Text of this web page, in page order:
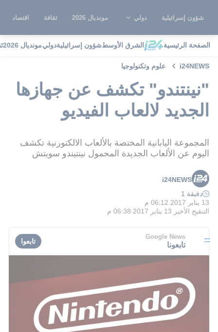
شؤون إسرائيلية دولي مونديال 2026 ثقافة اقتصاد
الصفحة الرئيسية الشرق الأوسطشؤون إسرائيليةدوليمونديال 2026
i24NEWS علوم وتكنولوجيا
"نينتندو" تكشف عن جهازها
الجديد لالعاب الفيديو
المجموعة اليابانية المختصة بالألعاب الالكتورنية تكشف
اليوم عن الألعاب الجديدة المحمول نينتيندو سويتش
i24NEWS
دقيقة 1
13 يناير 2017 06:12 م
التنقيح الأخير 13 يناير 2017 06:38 م
Google News
تابعونا تابعوا